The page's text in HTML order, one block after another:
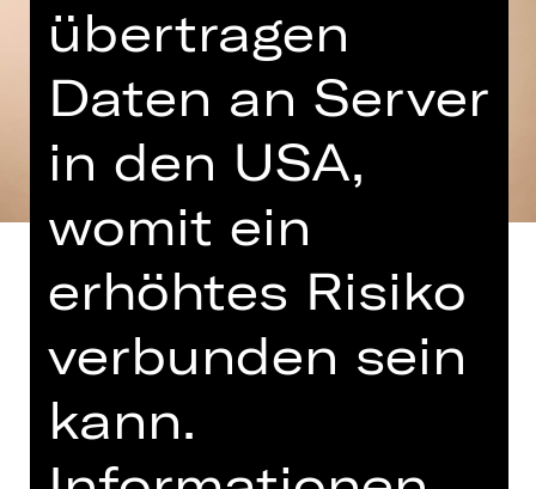
Nicht nur in Opern, Operetten und
Musicals, auch im intimen Rahmen
eines Lieder-Rezitals können die
übertragen
Daten an Server
in den USA,
womit ein
erhöhtes Risiko
verbunden sein
kann.